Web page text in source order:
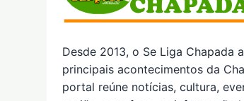
Desde 2013, o Se Liga Chapada
principais acontecimentos da
portal reúne notícias, cultura,